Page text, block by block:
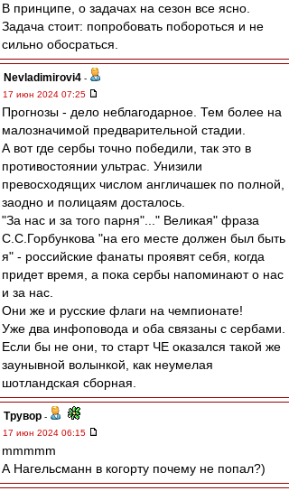
В принципе, о задачах на сезон все ясно.
Задача стоит: попробовать побороться и не
сильно обосраться.
Nevladimirovi4 -
17 июн 2024 07:25
Прогнозы - дело неблагодарное. Тем более на
малозначимой предварительной стадии.
А вот где сербы точно победили, так это в
противостоянии ультрас. Унизили
превосходящих числом англичашек по полной,
заодно и полицаям досталось.
"За нас и за того парня"..." Великая" фраза
С.С.Горбункова "на его месте должен был быть
я" - российские фанаты проявят себя, когда
придет время, а пока сербы напоминают о нас
и за нас.
Они же и русские флаги на чемпионате!
Уже два инфоповода и оба связаны с сербами.
Если бы не они, то старт ЧЕ оказался такой же
заунывной волынкой, как неумелая
шотландская сборная.
Трувор -
17 июн 2024 06:15
mmmmm
А Нагельсманн в когорту почему не попал?)